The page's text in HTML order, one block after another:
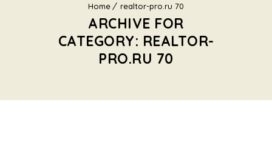
Home realtor-pro.ru 70
ARCHIVE FOR
CATEGORY: REALTOR-
PRO.RU 70